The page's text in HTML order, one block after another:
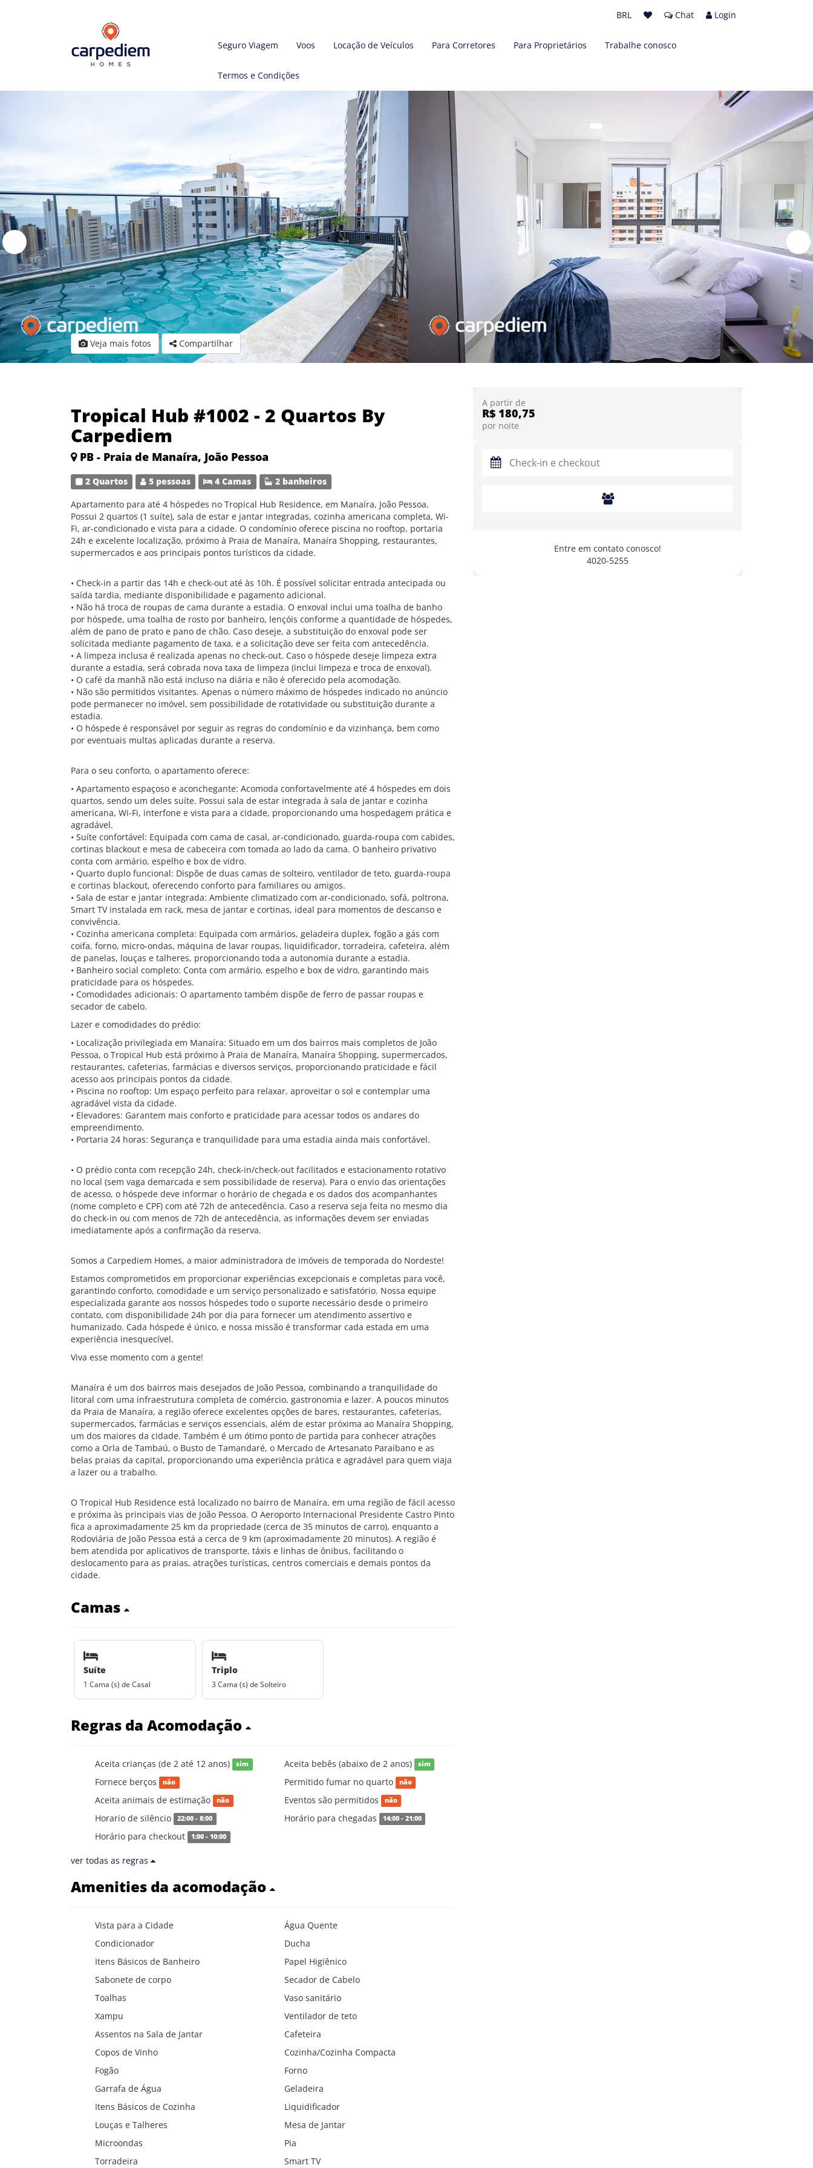
BRL Chat Login
Seguro Viagem Voos Locação de Veículos Para Corretores Para Proprietários Trabalhe conosco
Termos e Condições
Veja mais fotos Compartilhar
Tropical Hub #1002 - 2 Quartos By
Carpediem
PB - Praia de Manaíra, João Pessoa
2 Quartos 5 pessoas 4 Camas 2 banheiros
Apartamento para até 4 hóspedes no Tropical Hub Residence, em Manaíra, João Pessoa.
Possui 2 quartos (1 suíte), sala de estar e jantar integradas, cozinha americana completa, Wi-
Fi, ar-condicionado e vista para a cidade. O condomínio oferece piscina no rooftop, portaria
24h e excelente localização, próximo à Praia de Manaíra, Manaíra Shopping, restaurantes,
supermercados e aos principais pontos turísticos da cidade.
• Check-in a partir das 14h e check-out até às 10h. É possível solicitar entrada antecipada ou
saída tardia, mediante disponibilidade e pagamento adicional.
• Não há troca de roupas de cama durante a estadia. O enxoval inclui uma toalha de banho
por hóspede, uma toalha de rosto por banheiro, lençóis conforme a quantidade de hóspedes,
além de pano de prato e pano de chão. Caso deseje, a substituição do enxoval pode ser
solicitada mediante pagamento de taxa, e a solicitação deve ser feita com antecedência.
• A limpeza inclusa é realizada apenas no check-out. Caso o hóspede deseje limpeza extra
durante a estadia, será cobrada nova taxa de limpeza (inclui limpeza e troca de enxoval).
• O café da manhã não está incluso na diária e não é oferecido pela acomodação.
• Não são permitidos visitantes. Apenas o número máximo de hóspedes indicado no anúncio
pode permanecer no imóvel, sem possibilidade de rotatividade ou substituição durante a
estadia.
• O hóspede é responsável por seguir as regras do condomínio e da vizinhança, bem como
por eventuais multas aplicadas durante a reserva.
Para o seu conforto, o apartamento oferece:
• Apartamento espaçoso e aconchegante: Acomoda confortavelmente até 4 hóspedes em dois
quartos, sendo um deles suíte. Possui sala de estar integrada à sala de jantar e cozinha
americana, Wi-Fi, interfone e vista para a cidade, proporcionando uma hospedagem prática e
agradável.
• Suíte confortável: Equipada com cama de casal, ar-condicionado, guarda-roupa com cabides,
cortinas blackout e mesa de cabeceira com tomada ao lado da cama. O banheiro privativo
conta com armário, espelho e box de vidro.
• Quarto duplo funcional: Dispõe de duas camas de solteiro, ventilador de teto, guarda-roupa
e cortinas blackout, oferecendo conforto para familiares ou amigos.
• Sala de estar e jantar integrada: Ambiente climatizado com ar-condicionado, sofá, poltrona,
Smart TV instalada em rack, mesa de jantar e cortinas, ideal para momentos de descanso e
convivência.
• Cozinha americana completa: Equipada com armários, geladeira duplex, fogão a gás com
coifa, forno, micro-ondas, máquina de lavar roupas, liquidificador, torradeira, cafeteira, além
de panelas, louças e talheres, proporcionando toda a autonomia durante a estadia.
• Banheiro social completo: Conta com armário, espelho e box de vidro, garantindo mais
praticidade para os hóspedes.
• Comodidades adicionais: O apartamento também dispõe de ferro de passar roupas e
secador de cabelo.
Lazer e comodidades do prédio:
• Localização privilegiada em Manaíra: Situado em um dos bairros mais completos de João
Pessoa, o Tropical Hub está próximo à Praia de Manaíra, Manaíra Shopping, supermercados,
restaurantes, cafeterias, farmácias e diversos serviços, proporcionando praticidade e fácil
acesso aos principais pontos da cidade.
• Piscina no rooftop: Um espaço perfeito para relaxar, aproveitar o sol e contemplar uma
agradável vista da cidade.
• Elevadores: Garantem mais conforto e praticidade para acessar todos os andares do
empreendimento.
• Portaria 24 horas: Segurança e tranquilidade para uma estadia ainda mais confortável.
• O prédio conta com recepção 24h, check-in/check-out facilitados e estacionamento rotativo
no local (sem vaga demarcada e sem possibilidade de reserva). Para o envio das orientações
de acesso, o hóspede deve informar o horário de chegada e os dados dos acompanhantes
(nome completo e CPF) com até 72h de antecedência. Caso a reserva seja feita no mesmo dia
do check-in ou com menos de 72h de antecedência, as informações devem ser enviadas
imediatamente após a confirmação da reserva.
Somos a Carpediem Homes, a maior administradora de imóveis de temporada do Nordeste!
Estamos comprometidos em proporcionar experiências excepcionais e completas para você,
garantindo conforto, comodidade e um serviço personalizado e satisfatório. Nossa equipe
especializada garante aos nossos hóspedes todo o suporte necessário desde o primeiro
contato, com disponibilidade 24h por dia para fornecer um atendimento assertivo e
humanizado. Cada hóspede é único, e nossa missão é transformar cada estada em uma
experiência inesquecível.
Viva esse momento com a gente!
Manaíra é um dos bairros mais desejados de João Pessoa, combinando a tranquilidade do
litoral com uma infraestrutura completa de comércio, gastronomia e lazer. A poucos minutos
da Praia de Manaíra, a região oferece excelentes opções de bares, restaurantes, cafeterias,
supermercados, farmácias e serviços essenciais, além de estar próxima ao Manaíra Shopping,
um dos maiores da cidade. Também é um ótimo ponto de partida para conhecer atrações
como a Orla de Tambaú, o Busto de Tamandaré, o Mercado de Artesanato Paraibano e as
belas praias da capital, proporcionando uma experiência prática e agradável para quem viaja
a lazer ou a trabalho.
O Tropical Hub Residence está localizado no bairro de Manaíra, em uma região de fácil acesso
e próxima às principais vias de João Pessoa. O Aeroporto Internacional Presidente Castro Pinto
fica a aproximadamente 25 km da propriedade (cerca de 35 minutos de carro), enquanto a
Rodoviária de João Pessoa está a cerca de 9 km (aproximadamente 20 minutos). A região é
bem atendida por aplicativos de transporte, táxis e linhas de ônibus, facilitando o
deslocamento para as praias, atrações turísticas, centros comerciais e demais pontos da
cidade.
Camas
Suíte
1 Cama (s) de Casal
Triplo
3 Cama (s) de Solteiro
Regras da Acomodação
Aceita crianças (de 2 até 12 anos) sim Aceita bebês (abaixo de 2 anos) sim
Fornece berços não Permitido fumar no quarto não
Aceita animais de estimação não Eventos são permitidos não
Horario de silêncio 22:00 - 8:00 Horário para chegadas 14:00 - 21:00
Horário para checkout 1:00 - 10:00
ver todas as regras
Amenities da acomodação
Vista para a Cidade
Água Quente
Condicionador
Ducha
Itens Básicos de Banheiro
Papel Higiênico
Sabonete de corpo
Secador de Cabelo
Toalhas
Vaso sanitário
Xampu
Ventilador de teto
Assentos na Sala de Jantar
Cafeteira
Copos de Vinho
Cozinha/Cozinha Compacta
Fogão
Forno
Garrafa de Água
Geladeira
Itens Básicos de Cozinha
Liquidificador
Louças e Talheres
Mesa de Jantar
Microondas
Pia
Torradeira
Smart TV
A partir de
R$ 180,75
por noite
Entre em contato conosco!
4020-5255